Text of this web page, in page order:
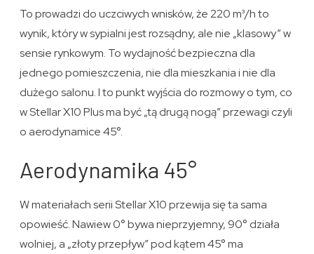
To prowadzi do uczciwych wnisków, że 220 m³/h to
wynik, który w sypialni jest rozsądny, ale nie „klasowy” w
sensie rynkowym. To wydajność bezpieczna dla
jednego pomieszczenia, nie dla mieszkania i nie dla
dużego salonu. I to punkt wyjścia do rozmowy o tym, co
w Stellar X10 Plus ma być „tą drugą nogą” przewagi czyli
o aerodynamice 45°.
Aerodynamika 45°
W materiałach serii Stellar X10 przewija się ta sama
opowieść. Nawiew 0° bywa nieprzyjemny, 90° działa
wolniej, a „złoty przepływ” pod kątem 45° ma